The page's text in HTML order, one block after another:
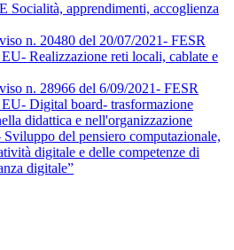
Socialità, apprendimenti, accoglienza
n. 20480 del 20/07/2021- FESR
Realizzazione reti locali, cablate e
n. 28966 del 6/09/2021- FESR
Digital board- trasformazione
didattica e nell'organizzazione
del pensiero computazionale,
digitale e delle competenze di
digitale”